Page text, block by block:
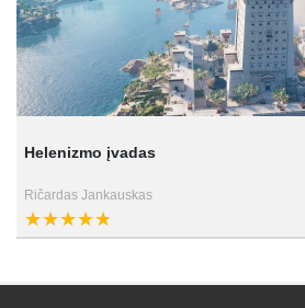
Helenizmo įvadas
Ričardas Jankauskas